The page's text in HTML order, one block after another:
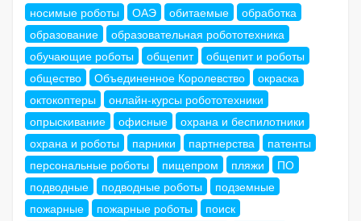
носимые роботы
ОАЭ обитаемые
обработка
образование
образовательная робототехника
обучающие роботы
общепит
общепит и роботы
общество
Объединенное Королевство
окраска
октокоптеры
онлайн-курсы робототехники
опрыскивание
офисные
охрана и беспилотники
охрана и роботы
парники партнерства
патенты
персональные роботы
пищепром пляжи
ПО
подводные
подводные роботы
подземные
пожарные
пожарные роботы
поиск